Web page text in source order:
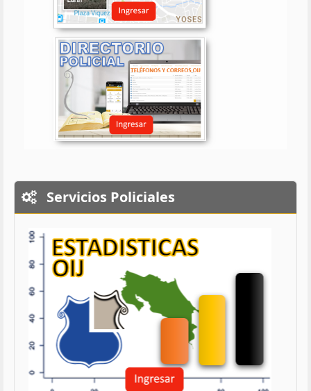
Servicios Policiales